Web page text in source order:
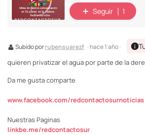
Seguir 1
Subido porrubensuarezf · hace 1 año ·
quieren privatizar el agua por parte de la
Da me gusta comparte
www.facebook.com/redcontactosurnoticias
Nuestras Paginas
linkbe.me/redcontactosur